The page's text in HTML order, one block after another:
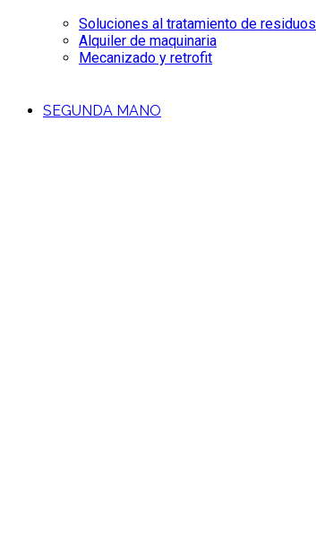
Soluciones al tratamiento de residuos
Alquiler de maquinaria
Mecanizado y retrofit
SEGUNDA MANO